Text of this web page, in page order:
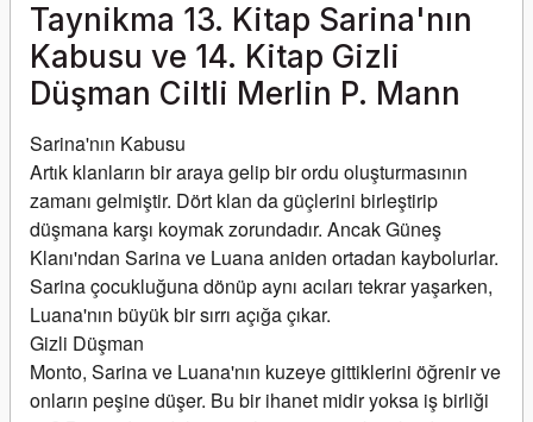
Taynikma 13. Kitap Sarina'nın
Kabusu ve 14. Kitap Gizli
Düşman Ciltli Merlin P. Mann
Sarina'nın Kabusu
Artık klanların bir araya gelip bir ordu oluşturmasının
zamanı gelmiştir. Dört klan da güçlerini birleştirip
düşmana karşı koymak zorundadır. Ancak Güneş
Klanı'ndan Sarina ve Luana aniden ortadan kaybolurlar.
Sarina çocukluğuna dönüp aynı acıları tekrar yaşarken,
Luana'nın büyük bir sırrı açığa çıkar.
Gizli Düşman
Monto, Sarina ve Luana'nın kuzeye gittiklerini öğrenir ve
onların peşine düşer. Bu bir ihanet midir yoksa iş birliği